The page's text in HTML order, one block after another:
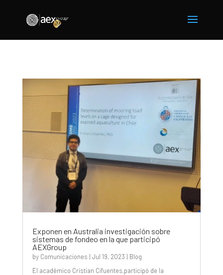
Exponen en Australia investigación sobre
sistemas de fondeo en la que participó
AEXGroup
by Comunicaciones | Jul 19, 2023 | Blog
El académico Cristian Cifuentes,participó de la